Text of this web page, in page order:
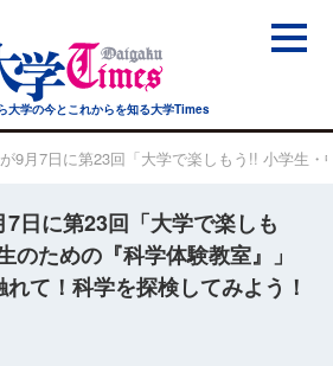
大学の今とこれからを知る大学Times
9月7日に第23回「大学で楽しもう!! 小学生
日に第23回「大学で楽しも
のための『科学体験教室』」
て！科学を探検してみよう！